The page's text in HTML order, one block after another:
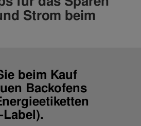
Strom beim
beim Kauf
Backofens